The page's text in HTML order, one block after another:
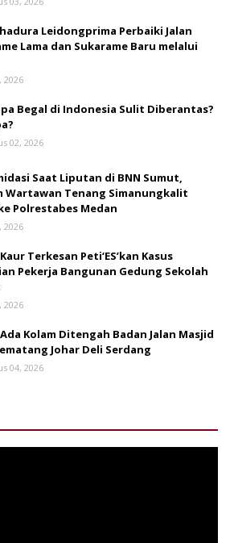
Leidongprima Perbaiki Jalan
Lama dan Sukarame Baru melalui
2026
Begal di Indonesia Sulit Diberantas?
02, 2026
Saat Liputan di BNN Sumut,
Wartawan Tenang Simanungkalit
Polrestabes Medan
2026
Terkesan Peti‘ES’kan Kasus
Pekerja Bangunan Gedung Sekolah
2026
Kolam Ditengah Badan Jalan Masjid
Johar Deli Serdang
04, 2026